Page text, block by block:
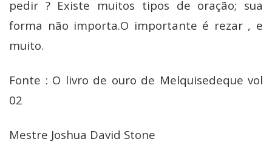
pedir ? Existe muitos tipos de oração; sua
forma não importa.O importante é rezar , e
muito.
Fonte : O livro de ouro de Melquisedeque vol
02
Mestre Joshua David Stone